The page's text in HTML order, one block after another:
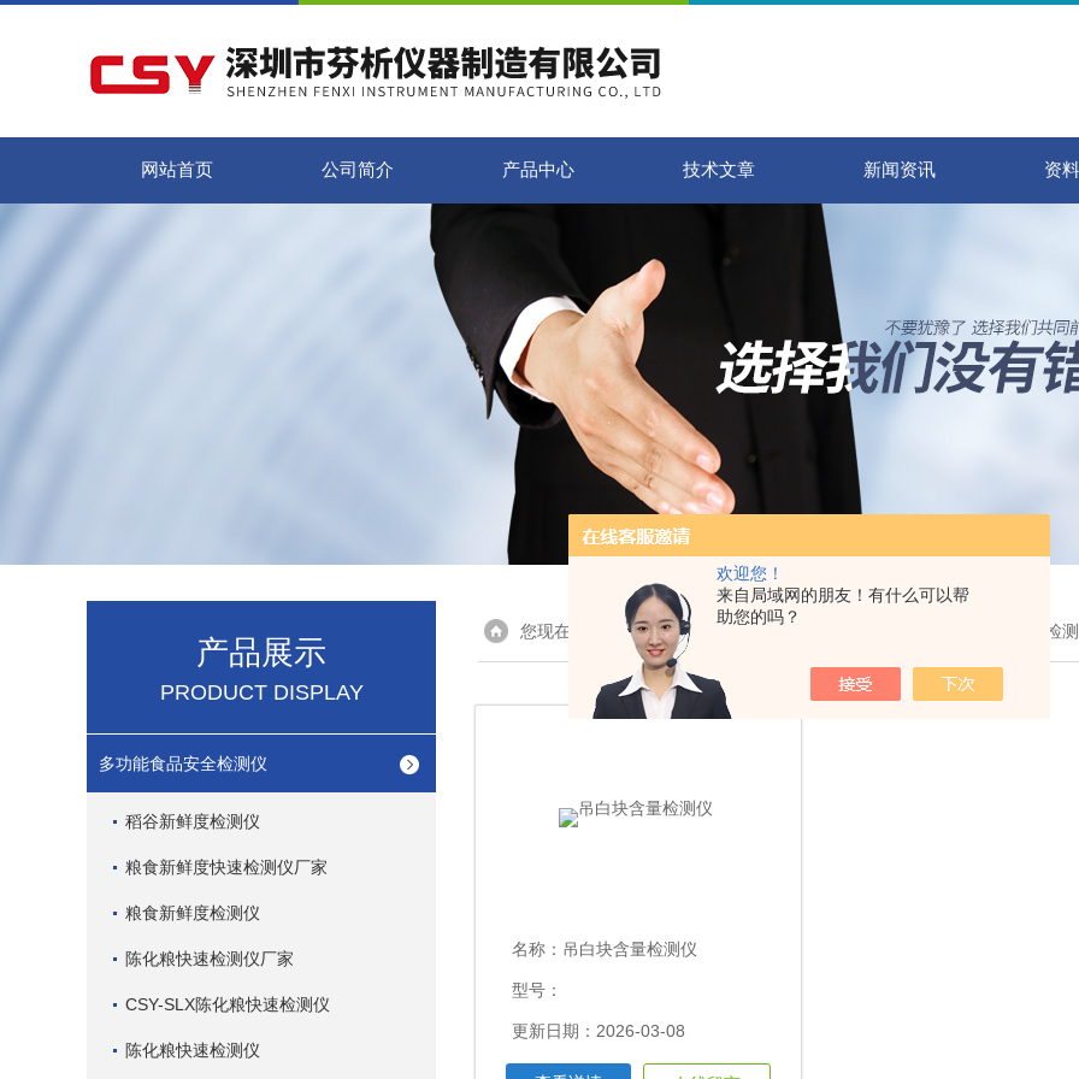
欢迎您！
来自局域网的朋友！有什么可以帮
助您的吗？
网站首页 公司简介 产品中心 技术文章 新闻资讯 资
产品展示
PRODUCT DISPLAY
多功能食品安全检测仪
稻谷新鲜度检测仪
粮食新鲜度快速检测仪厂家
粮食新鲜度检测仪
陈化粮快速检测仪厂家
CSY-SLX陈化粮快速检测仪
陈化粮快速检测仪
您现在的位置：首页> 产品展示 > 多功能食品安全检测仪 >吊白块含量检
名称： 吊白块含量检测仪
型号：
更新日期：2026-03-08